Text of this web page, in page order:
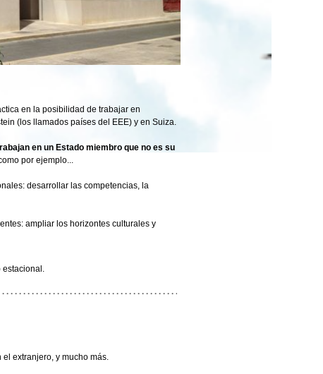
en la posibilidad de trabajar en
(los llamados países del EEE) y en Suiza.
en un Estado miembro que no es su
por ejemplo...
desarrollar las competencias, la
ampliar los horizontes culturales y
estacional.
extranjero, y mucho más.